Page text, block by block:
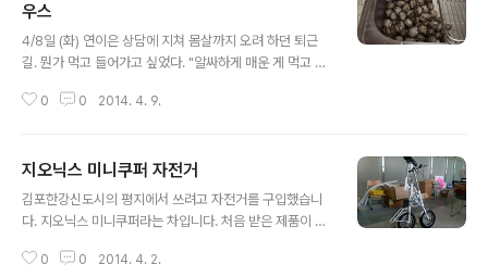
우스
4/8일 (화) 연이은 상담에 지쳐 몸살까지 오려 하던 퇴근
길. 뭔가 먹고 들어가고 싶었다. "알싸하게 매운 게 먹고 싶
"총각 주꾸미집이라면 좋을텐데" "이번 주말에 사우동에
려 마송 하나로마트 가니 홍합살이 무려 4400원. 자연산
굴과 값이 같네. "굴 사서 무쳐먹자." 나오다 보니 마침 장
날. 파장이 다 된 어물전에 홍합이 있다! "두 바구니에 오천
kg가량. "여기 피조개 한 접시 만원인데 두 접시 다 만원에
0 0 2014. 4. 9.
지오닉스 미니쿠퍼 자전거
김포한강신도시의 평지에서 쓰려고 자전거를 구입했습니
다. 지오닉스 미니쿠퍼라는 차입니다. 처음 받은 제품이 뒷
해 봤더니 맞교환 받으라 합니다. 그러나 맞교환 받은 제품
0 0 2014. 4. 2.